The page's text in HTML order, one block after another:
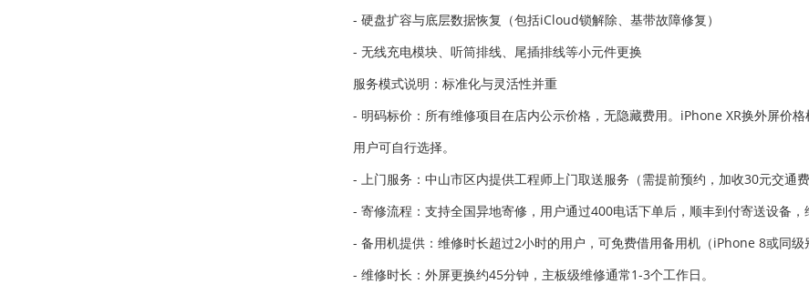
- 硬盘扩容与底层数据恢复（包括iCloud锁解除、基带故障修复）
- 无线充电模块、听筒排线、尾插排线等小元件更换
服务模式说明：标准化与灵活性并重
- 明码标价：所有维修项目在店内公示价格，无隐藏费用。iPhone XR换外屏价
用户可自行选择。
- 上门服务：中山市区内提供工程师上门取送服务（需提前预约，加收30元交通费
- 寄修流程：支持全国异地寄修，用户通过400电话下单后，顺丰到付寄送设备，
- 备用机提供：维修时长超过2小时的用户，可免费借用备用机（iPhone 8或同级
- 维修时长：外屏更换约45分钟，主板级维修通常1-3个工作日。